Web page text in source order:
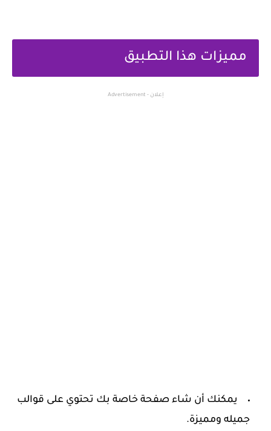
‏مميزات هذا التطبيق
إعلان - Advertisement
‏يمكنك أن شاء صفحة خاصة بك تحتوي على قوالب
جميله ومميزة.